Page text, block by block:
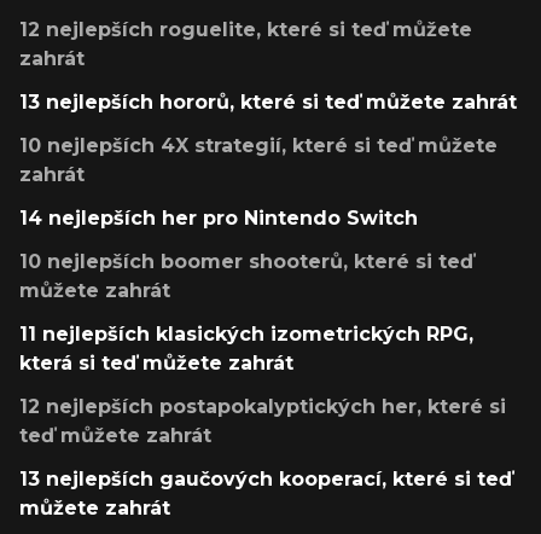
12 nejlepších roguelite, které si teď můžete
zahrát
13 nejlepších hororů, které si teď můžete zahrát
10 nejlepších 4X strategií, které si teď můžete
zahrát
14 nejlepších her pro Nintendo Switch
10 nejlepších boomer shooterů, které si teď
můžete zahrát
11 nejlepších klasických izometrických RPG,
která si teď můžete zahrát
12 nejlepších postapokalyptických her, které si
teď můžete zahrát
13 nejlepších gaučových kooperací, které si teď
můžete zahrát